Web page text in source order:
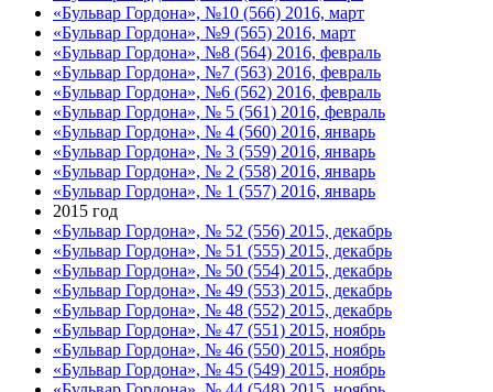
«Бульвар Гордона», №10 (566) 2016, март
«Бульвар Гордона», №9 (565) 2016, март
«Бульвар Гордона», №8 (564) 2016, февраль
«Бульвар Гордона», №7 (563) 2016, февраль
«Бульвар Гордона», №6 (562) 2016, февраль
«Бульвар Гордона», № 5 (561) 2016, февраль
«Бульвар Гордона», № 4 (560) 2016, январь
«Бульвар Гордона», № 3 (559) 2016, январь
«Бульвар Гордона», № 2 (558) 2016, январь
«Бульвар Гордона», № 1 (557) 2016, январь
2015 год
«Бульвар Гордона», № 52 (556) 2015, декабрь
«Бульвар Гордона», № 51 (555) 2015, декабрь
«Бульвар Гордона», № 50 (554) 2015, декабрь
«Бульвар Гордона», № 49 (553) 2015, декабрь
«Бульвар Гордона», № 48 (552) 2015, декабрь
«Бульвар Гордона», № 47 (551) 2015, ноябрь
«Бульвар Гордона», № 46 (550) 2015, ноябрь
«Бульвар Гордона», № 45 (549) 2015, ноябрь